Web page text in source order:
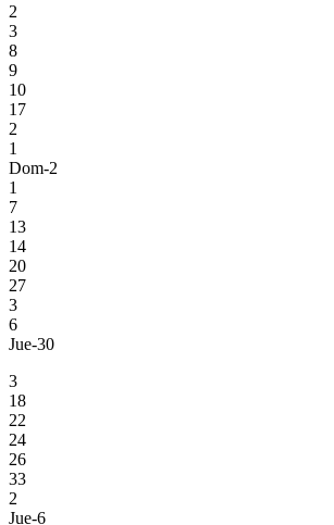
2
3
8
9
10
17
2
1
Dom-2
1
7
13
14
20
27
3
6
Jue-30
3
18
22
24
26
33
2
Jue-6